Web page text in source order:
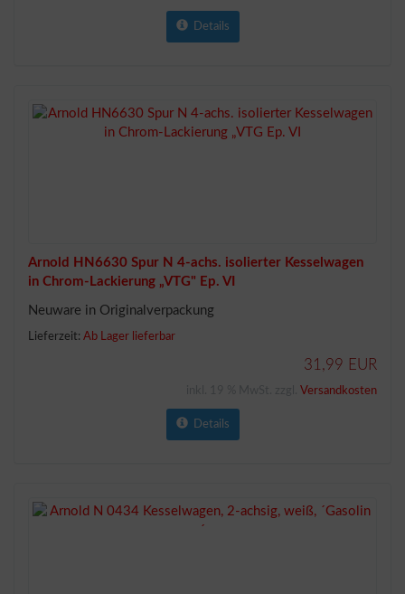
Details
Arnold HN6630 Spur N 4-achs. isolierter Kesselwagen
in Chrom-Lackierung „VTG" Ep. VI
Neuware in Originalverpackung
Lieferzeit: Ab Lager lieferbar
31,99 EUR
Versandkosten
Details